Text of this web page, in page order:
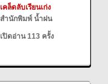
เคล็ดลับเรียนเก่ง
สำนักพิมพ์ น้ำฝน
เปิดอ่าน 113 ครั้ง